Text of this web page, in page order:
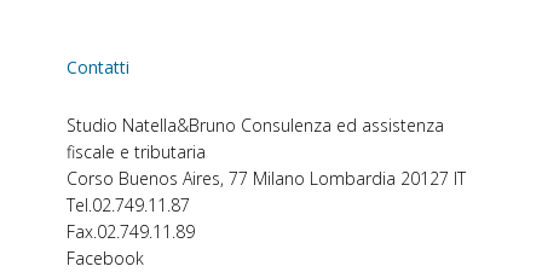
Contatti
Studio Natella&Bruno Consulenza ed assistenza
fiscale e tributaria
Corso Buenos Aires, 77 Milano Lombardia 20127 IT
Tel.02.749.11.87
Fax.02.749.11.89
Facebook